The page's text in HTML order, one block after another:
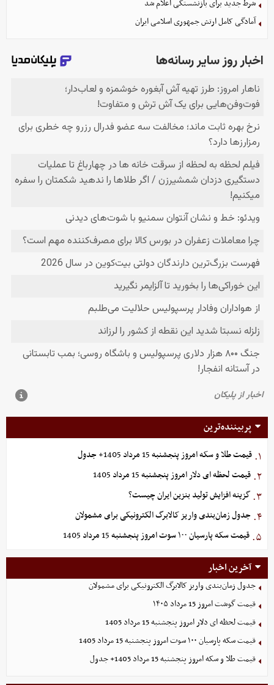
شرط جدید برای بازنشستگی اعلام شد
آمادگی کامل ارتش جمهوری اسلامی ایران
پربیننده‌ترین
۱. قیمت طلا و سکه امروز پنجشنبه 15 مرداد 1405+ جدول
۲. قیمت لحظه ای دلار امروز پنجشنبه 15 مرداد 1405
۳. گزینه‌ افزایش تولید بنزین ایران چیست؟
۴. جدول زمان‌بندی واریز کالابرگ الکترونیکی برای مشمولان
۵. قیمت سکه پارسیان ۱۰۰ سوت امروز پنجشنبه 15 مرداد 1405
آخرین اخبار
جدول زمان‌بندی واریز کالابرگ الکترونیکی برای مشمولان
قیمت گوشت امروز 15 مرداد ۱۴۰۵
قیمت لحظه ای دلار امروز پنجشنبه 15 مرداد 1405
قیمت سکه پارسیان ۱۰۰ سوت امروز پنجشنبه 15 مرداد 1405
قیمت طلا و سکه امروز پنجشنبه 15 مرداد 1405+ جدول